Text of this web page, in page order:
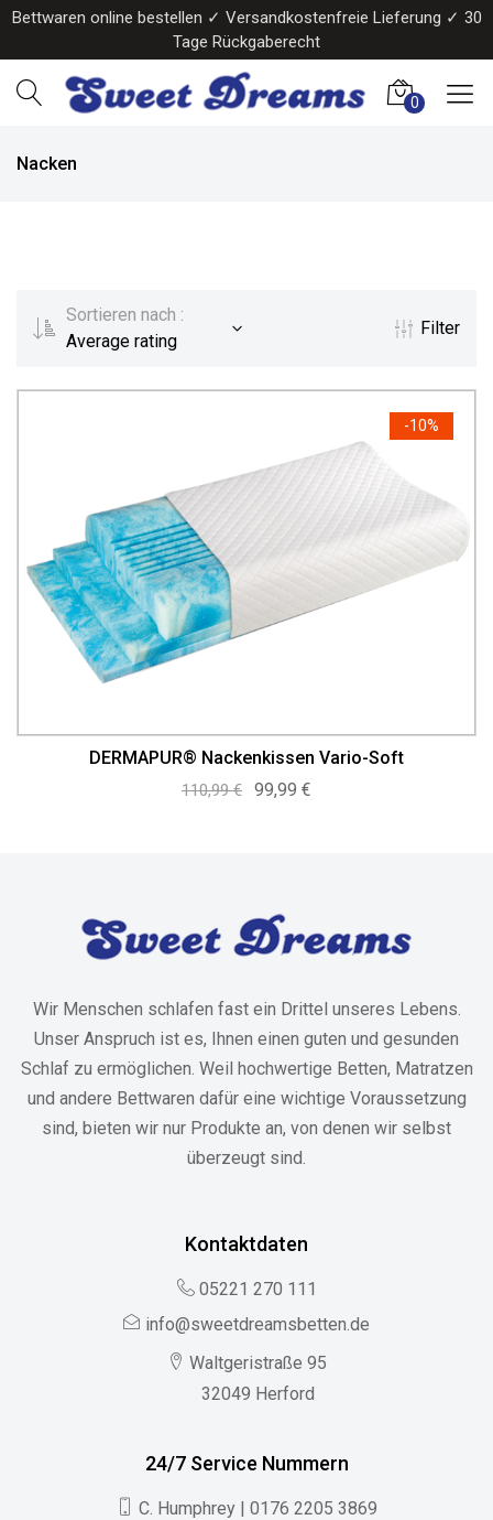
Bettwaren online bestellen ✓ Versandkostenfreie Lieferung ✓ 30
Tage Rückgaberecht
0
Nacken
Sortieren nach :
Average rating
Filter
-10%
DERMAPUR® Nackenkissen Vario-Soft
110,99€
Ursprünglicher
99,99 €
Wir Menschen schlafen fast ein Drittel unseres Lebens.
Unser Anspruch ist es, Ihnen einen guten und gesunden
Schlaf zu ermöglichen. Weil hochwertige Betten, Matratzen
und andere Bettwaren dafür eine wichtige Voraussetzung
sind, bieten wir nur Produkte an, von denen wir selbst
überzeugt sind.
Kontaktdaten
05221 270 111
info@sweetdreamsbetten.de
Waltgeristraße 95
32049 Herford
24/7 Service Nummern
C. Humphrey | 0176 2205 3869